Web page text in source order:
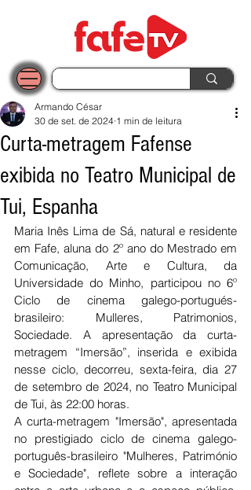
Curta-metragem Fafense
exibida no Teatro Municipal de
Tui, Espanha
Armando César
30 de set. de 2024 1 min de leitura
Maria Inês Lima de Sá, natural e residente
em Fafe, aluna do 2º ano do Mestrado em
Comunicação, Arte e Cultura, da
Universidade do Minho, participou no 6º
Ciclo de cinema galego-portugués-
brasileiro: Mulleres, Patrimonios,
Sociedade. A apresentação da curta-
metragem “Imersão”, inserida e exibida
nesse ciclo, decorreu, sexta-feira, dia 27
de setembro de 2024, no Teatro Municipal
de Tui, às 22:00 horas.
A curta-metragem "Imersão", apresentada
no prestigiado ciclo de cinema galego-
português-brasileiro "Mulheres, Património
e Sociedade", reflete sobre a interação